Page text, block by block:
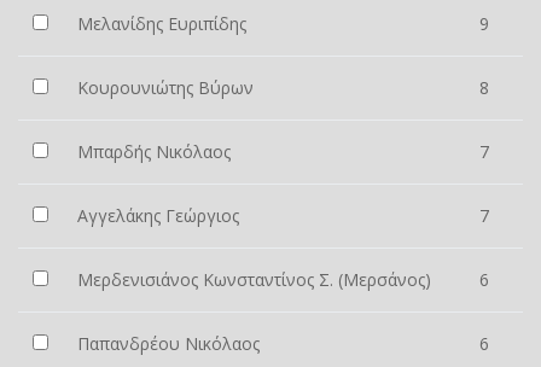
Μελανίδης Ευριπίδης 9
Κουρουνιώτης Βύρων 8
Μπαρδής Νικόλαος 7
Αγγελάκης Γεώργιος 7
Μερδενισιάνος Κωνσταντίνος Σ. (Μερσάνος) 6
Παπανδρέου Νικόλαος 6